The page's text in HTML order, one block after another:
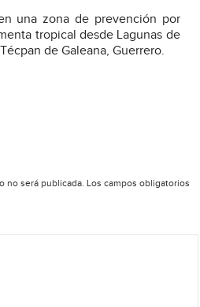
una zona de prevención por
tropical desde Lagunas de
de Galeana, Guerrero.
no será publicada. Los campos obligatorios